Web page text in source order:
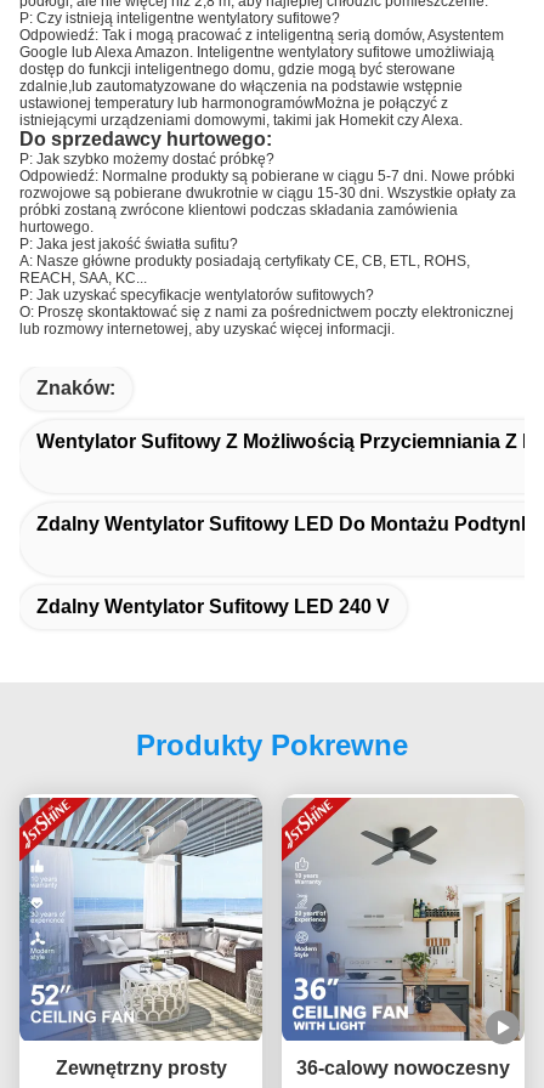
P: Czy istnieją inteligentne wentylatory sufitowe?
Odpowiedź: Tak i mogą pracować z inteligentną serią domów, Asystentem
Google lub Alexa Amazon. Inteligentne wentylatory sufitowe umożliwiają
dostęp do funkcji inteligentnego domu, gdzie mogą być sterowane
zdalnie,lub zautomatyzowane do włączenia na podstawie wstępnie
ustawionej temperatury lub harmonogramówMożna je połączyć z
istniejącymi urządzeniami domowymi, takimi jak Homekit czy Alexa.
Do sprzedawcy hurtowego:
P: Jak szybko możemy dostać próbkę?
Odpowiedź: Normalne produkty są pobierane w ciągu 5-7 dni. Nowe próbki
rozwojowe są pobierane dwukrotnie w ciągu 15-30 dni. Wszystkie opłaty za
próbki zostaną zwrócone klientowi podczas składania zamówienia
hurtowego.
P: Jaka jest jakość światła sufitu?
A: Nasze główne produkty posiadają certyfikaty CE, CB, ETL, ROHS,
REACH, SAA, KC...
P: Jak uzyskać specyfikacje wentylatorów sufitowych?
O: Proszę skontaktować się z nami za pośrednictwem poczty elektronicznej
lub rozmowy internetowej, aby uzyskać więcej informacji.
Znaków:
Wentylator Sufitowy Z Możliwością Przyciemniania Z
Zdalny Wentylator Sufitowy LED Do Montażu
Zdalny Wentylator Sufitowy LED 240 V
Produkty Pokrewne
Zewnętrzny prosty
36-calowy nowoczesny